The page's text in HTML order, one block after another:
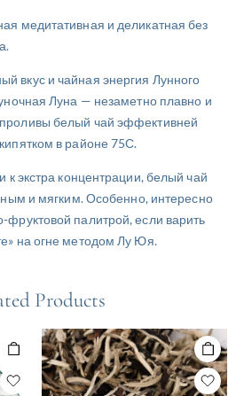
медитативная и деликатная без
вкус и чайная энергия Лунного
Луна — незаметно плавно и
белый чай эффективней
в районе 75С.
к экстра концентрации, белый чай
и мягким. Особенно, интересно
палитрой, если варить
на огне методом Лу Юя.
Products